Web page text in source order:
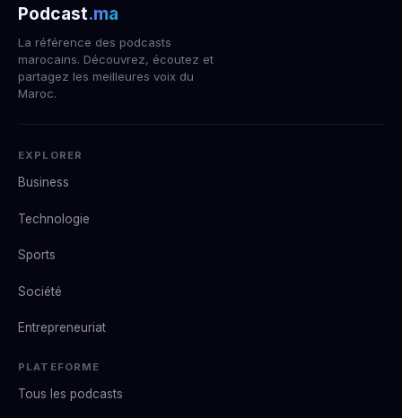
Podcast.ma
La référence des podcasts
marocains. Découvrez, écoutez et
partagez les meilleures voix du
Maroc.
EXPLORER
Business
Technologie
Sports
Société
Entrepreneuriat
PLATEFORME
Tous les podcasts